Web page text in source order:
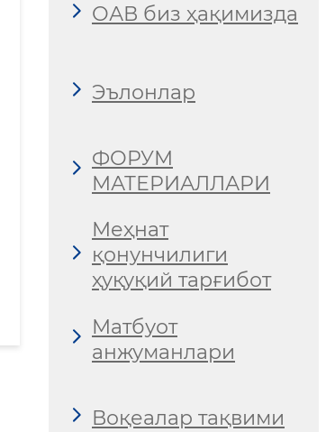
ОАВ биз ҳақимизда
Эълонлар
ФОРУМ
МАТЕРИАЛЛАРИ
Меҳнат
қонунчилиги
ҳуқуқий тарғибот
Матбуот
анжуманлари
Воқеалар тақвими